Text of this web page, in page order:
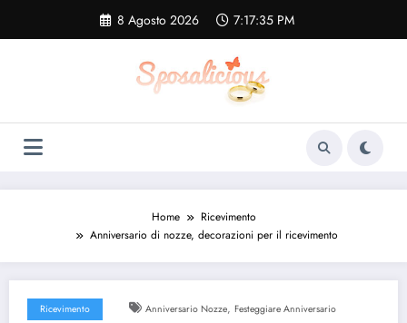
contenuto
8 Agosto 2026 7:17:35 PM
Home
Ricevimento
Anniversario di nozze, decorazioni per il ricevimento
Ricevimento Anniversario Nozze, Festeggiare Anniversario